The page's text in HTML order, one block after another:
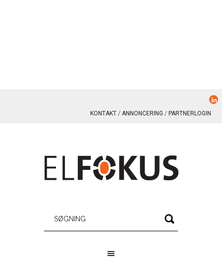
KONTAKT ANNONCERING PARTNERLOGIN